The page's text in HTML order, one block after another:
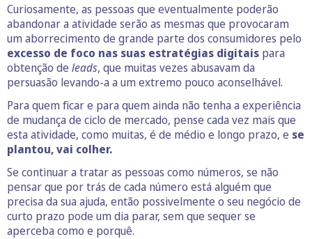
Curiosamente, as pessoas que eventualmente poderão
abandonar a atividade serão as mesmas que provocaram
um aborrecimento de grande parte dos consumidores pelo
excesso de foco nas suas estratégias digitais para
obtenção de leads, que muitas vezes abusavam da
persuasão levando-a a um extremo pouco aconselhável.
Para quem ficar e para quem ainda não tenha a experiência
de mudança de ciclo de mercado, pense cada vez mais que
esta atividade, como muitas, é de médio e longo prazo, e se
plantou, vai colher.
Se continuar a tratar as pessoas como números, se não
pensar que por trás de cada número está alguém que
precisa da sua ajuda, então possivelmente o seu negócio de
curto prazo pode um dia parar, sem que sequer se
aperceba como e porquê.